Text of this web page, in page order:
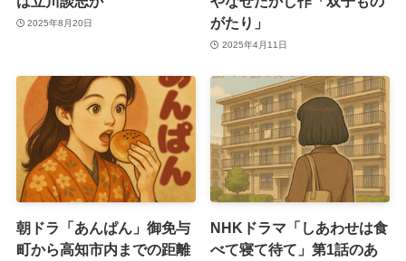
2025年8月20日
がたり」
2025年4月11日
朝ドラ「あんぱん」御免与
町から高知市内までの距離
NHKドラマ「しあわせは食
べて寝て待て」第1話のあ